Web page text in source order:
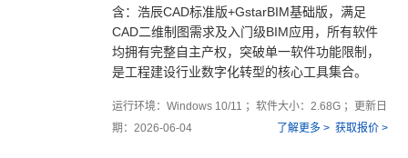
含：浩辰CAD标准版+GstarBIM基础版，满足
CAD二维制图需求及入门级BIM应用，所有软件
均拥有完整自主产权，突破单一软件功能限制，
是工程建设行业数字化转型的核心工具集合。
运行环境：Windows 10/11 ；软件大小：2.68G ；更新日
期：2026-06-04
获取报价 >
了解更多 >